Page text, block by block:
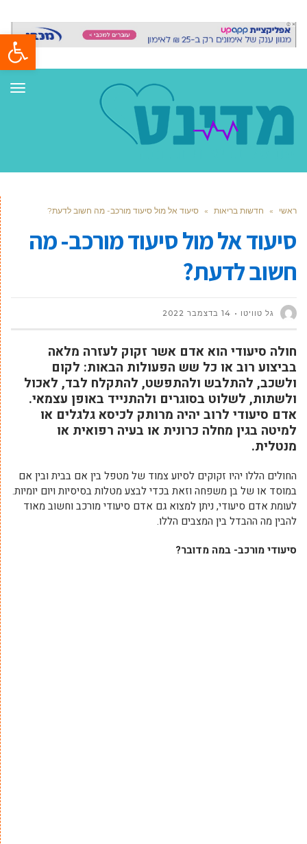
פתח
ראשי » חדשות בריאות » סיעוד אל מול סיעוד מורכב- מה חשוב לדעת?
סיעוד אל מול סיעוד מורכב- מה
חשוב לדעת?
גל טוויטו 14 בדצמבר 2022
חולה סיעודי הוא אדם אשר זקוק לעזרה מלאה
בביצוע רוב או כל שש הפעולות הבאות: לקום
ולשכב, להתלבש ולהתפשט, להתקלח לבד, לאכול
ולשתות, לשלוט בסוגרים ולהתנייד באופן עצמאי.
אדם סיעודי לרוב יהיה מרותק לכיסא גלגלים או
למיטה בגין מחלה כרונית או בעיה רפואית או
מנטלית.
החולים הללו יהיו זקוקים לסיוע צמוד של מטפל בין אם בבית ובין אם
במוסד או של בן משפחה וזאת בכדי לבצע מטלות בסיסיות ויום יומיות.
לעומת אדם סיעודי, ניתן למצוא גם אדם סיעודי מורכב וחשוב מאוד
להבין מה ההבדל בין המצבים הללו.
סיעודי מורכב- במה מדובר?